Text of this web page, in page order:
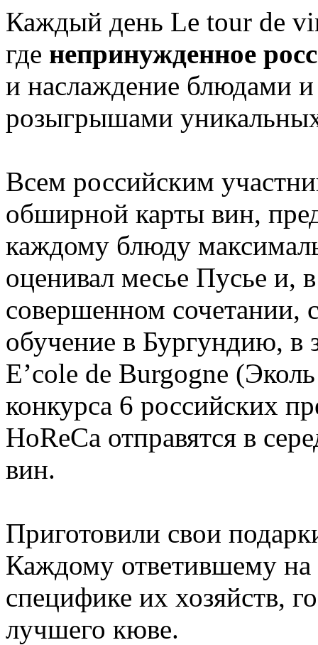
Каждый день Lе tour de
где непринужденное
и наслаждение блюдами и
розыгрышами
Всем российским
обширной карты вин,
каждому блюду
оценивал месье Пусье и,
совершенном сочетании,
обучение в Бургундию,
E’cole de Burgogne
конкурса 6 российских
HoReCa отправятся в
вин.
Приготовили свои
Каждому ответившему
специфике их хозяйств,
лучшего кюве.